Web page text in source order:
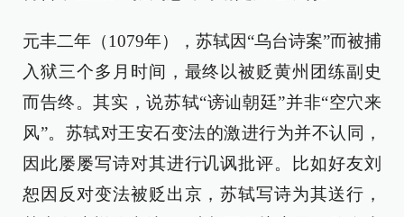
元丰二年（1079年），苏轼因“乌台诗案”而被捕
入狱三个多月时间，最终以被贬黄州团练副史
而告终。其实，说苏轼“谤讪朝廷”并非“空穴来
风”。苏轼对王安石变法的激进行为并不认同，
因此屡屡写诗对其进行讥讽批评。比如好友刘
恕因反对变法被贬出京，苏轼写诗为其送行，